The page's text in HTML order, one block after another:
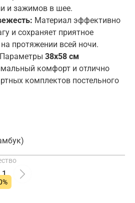
и зажимов в шее.
Материал эффективно
и сохраняет приятное
протяжении всей ночи.
Параметры 38х58 см
комфорт и отлично
комплектов постельного
Вход
Или
аккаунт
Или
Вход
успешно отправлен
Или
Вход
пустая